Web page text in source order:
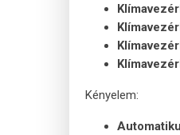
Kényelem: